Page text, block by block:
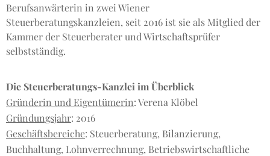
Berufsanwärterin in zwei Wiener
Steuerberatungskanzleien, seit 2016 ist sie als Mitglied der
Kammer der Steuerberater und Wirtschaftsprüfer
selbstständig.
Die Steuerberatungs-Kanzlei im Überblick
Gründerin und Eigentümerin: Verena Klöbel
Gründungsjahr: 2016
Geschäftsbereiche: Steuerberatung, Bilanzierung,
Buchhaltung, Lohnverrechnung, Betriebswirtschaftliche